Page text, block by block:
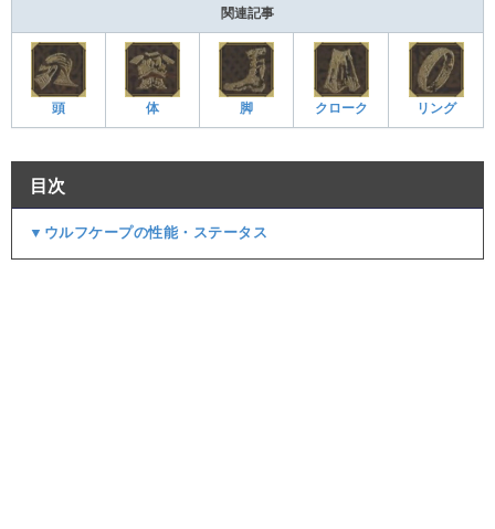
関連記事
頭 体 脚 クローク リング
目次
▼ウルフケープの性能・ステータス